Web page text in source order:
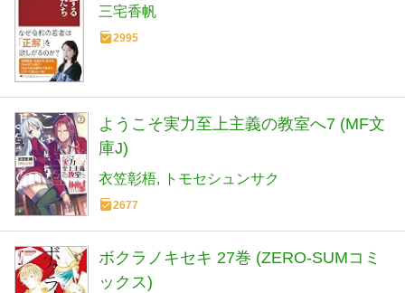
三宅香帆
2995
ようこそ実力至上主義の教室へ7 (MF文
庫J)
衣笠彰梧 トモセシュンサク
2677
ボクラノキセキ 27巻 (ZERO-SUMコミ
ックス)